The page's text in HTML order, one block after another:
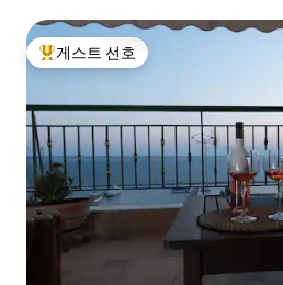
상위 게스트 선호
게스트 선호